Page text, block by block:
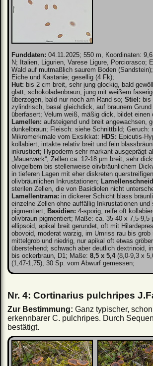
Funddaten: 04.11.2025; 550 m, Koordinaten:
N; Italien, Ligurien, Varese Ligure, Porciorasco;
Wald auf mutmaßlich saurem Boden
Eiche und Kastanie; gesellig (4 Fk);
Hut: bis 2 cm breit, sehr jung glockig, bald
glatt, schokoladenbraun; jung mit weißem
überzogen, bald nur noch am Rand so; Stiel:
zylindrisch, basal gleichdick, auf braunem
überfasert; Velum weiß, mäßig dick, bildet einen
Lamellen: aufsteigend und breit angewachsen,
dunkelbraun; Fleisch: siehe Schnittbild; Geruch:
Mikromerkmale vom Exsikkat: HDS: Epicutis-
kollabiert, intakte relativ breit und fein
inkrustiert; Hypoderm sehr markant ausgeprägt
„Mauerwerk“, Zellen ca. 12-18 µm breit, sehr
olivgelbem bis stellenweise olivbräunlichem
in tieferen Lagen mit eher diskreten
olivbräunlichen Inkrustationen;
sterilen Zellen, die von Basidiolen nicht
Lamellentrama: in dickerer Schicht blass
einzelne Zellen ohne auffällig Inkrustationen und
pigmentiert; Basidien: 4-sporig, reife oft
olivbraun pigmentiert; Maße: ca. 35-40 x 7,5-9,5
ellipsoid, apikal breit gerundet, oft mit
obovoid, moderat warzig, im Umriss rau bis grob
mittelgrob und niedrig, nur apikal oft etwas
überstehend; schwach aber deutlich dextrinoid,
bis ockerbraun, D1; Maße: 8,5 x 5,4(8,0-9,3 x
(1,47-1,75), 30 Sp. vom Abwurf gemessen;
Nr. 4: Cortinarius pulchripes
Zur Bestimmung: Ganz typischer,
erkennbarer C. pulchripes. Durch
bestätigt.